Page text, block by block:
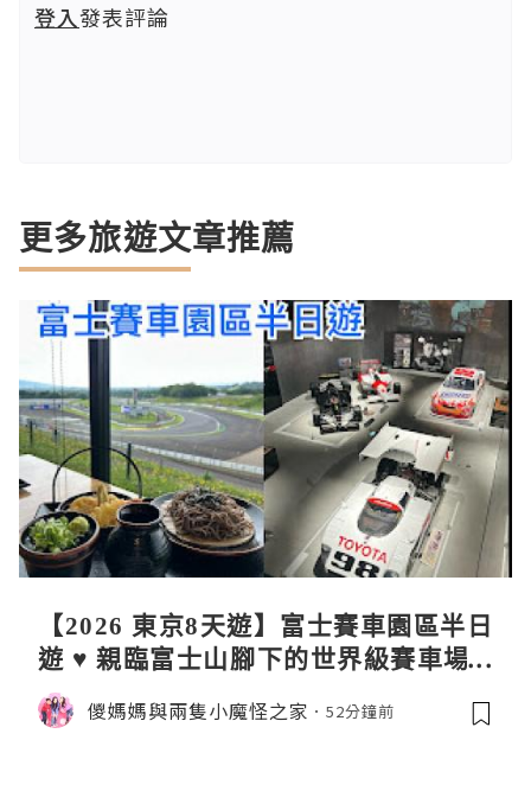
登入發表評論
更多旅遊文章推薦
【2026 東京8天遊】富士賽車園區半日
遊 ♥ 親臨富士山腳下的世界級賽車場 F
uji SpeedWay。參觀富士賽車博物
館。到觀景餐廳邊觀賞賽車邊嘆午餐
儍媽媽與兩隻小魔怪之家 52分鐘前